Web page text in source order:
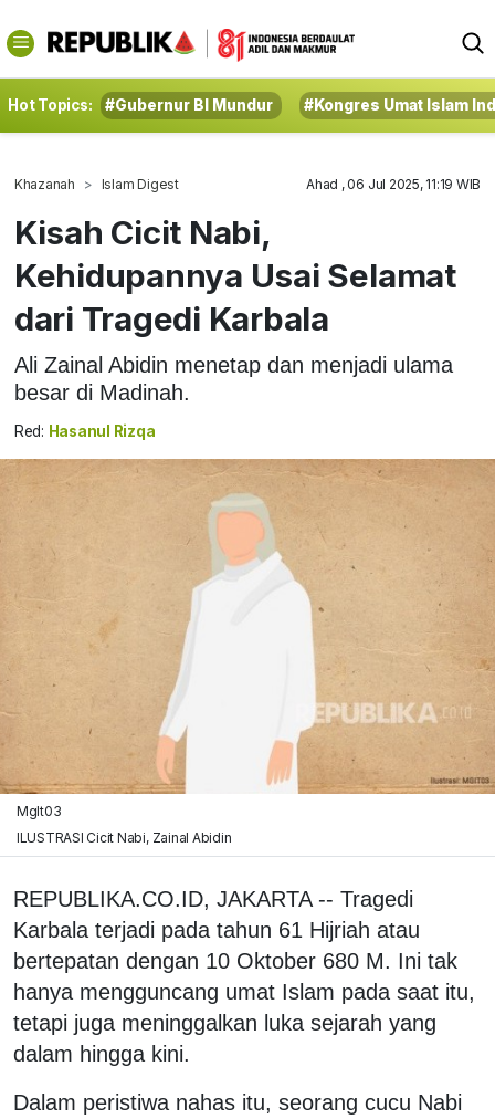
Hot Topics: #Gubernur BI Mundur #Kongres Umat Islam
Khazanah Islam Digest Ahad , 06 Jul 2025, 11:19 WIB
Kisah Cicit Nabi,
Kehidupannya Usai Selamat
dari Tragedi Karbala
Ali Zainal Abidin menetap dan menjadi ulama
besar di Madinah.
Red: Hasanul Rizqa
MgIt03
ILUSTRASI Cicit Nabi, Zainal Abidin
REPUBLIKA.CO.ID, JAKARTA -- Tragedi
Karbala terjadi pada tahun 61 Hijriah atau
bertepatan dengan 10 Oktober 680 M. Ini tak
hanya mengguncang umat Islam pada saat itu,
tetapi juga meninggalkan luka sejarah yang
dalam hingga kini.
Dalam peristiwa nahas itu, seorang cucu Nabi